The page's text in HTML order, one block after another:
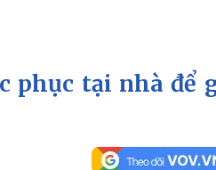
Thể thao
phục tại nhà để